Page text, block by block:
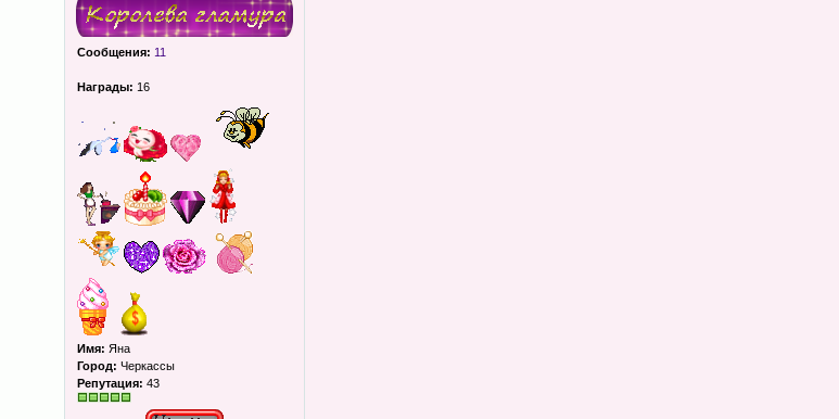
Сообщения: 11
Награды: 16
Имя: Яна
Город: Черкассы
Репутация: 43